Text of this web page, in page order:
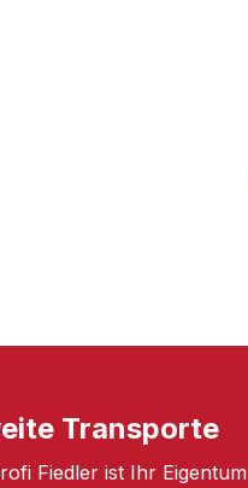
Transporte
Fiedler ist Ihr Eigentum